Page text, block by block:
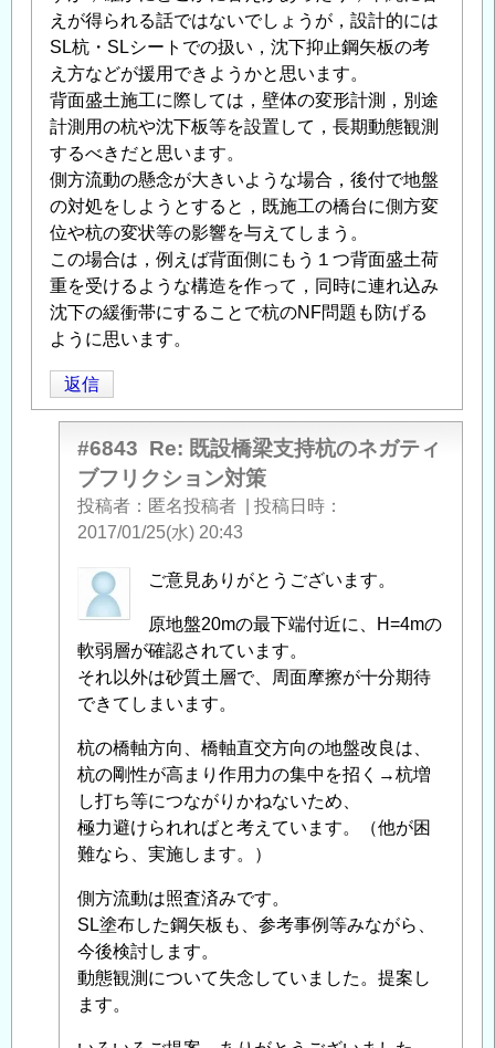
えが得られる話ではないでしょうが，設計的には
SL杭・SLシートでの扱い，沈下抑止鋼矢板の考
え方などが援用できようかと思います。
背面盛土施工に際しては，壁体の変形計測，別途
計測用の杭や沈下板等を設置して，長期動態観測
するべきだと思います。
側方流動の懸念が大きいような場合，後付で地盤
の対処をしようとすると，既施工の橋台に側方変
位や杭の変状等の影響を与えてしまう。
この場合は，例えば背面側にもう１つ背面盛土荷
重を受けるような構造を作って，同時に連れ込み
沈下の緩衝帯にすることで杭のNF問題も防げる
ように思います。
返信
#6843 Re: 既設橋梁支持杭のネガティ
ブフリクション対策
投稿者 匿名投稿者
投稿日時
2017/01/25(水) 20:43
匿
名
稿
者
に
よ
る
「 Re:
既
設
梁
支
持
杭
の
ご意見ありがとうございます。
原地盤20mの最下端付近に、H=4mの
軟弱層が確認されています。
それ以外は砂質土層で、周面摩擦が十分期待
できてしまいます。
杭の橋軸方向、橋軸直交方向の地盤改良は、
杭の剛性が高まり作用力の集中を招く→杭増
し打ち等につながりかねないため、
極力避けられればと考えています。（他が困
難なら、実施します。）
側方流動は照査済みです。
SL塗布した鋼矢板も、参考事例等みながら、
今後検討します。
動態観測について失念していました。提案し
ます。